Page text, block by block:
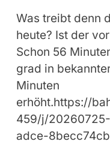
Was treibt denn
heute? Ist der
Schon 56
grad in
Minuten
erhöht.https://
459/j/
adce-